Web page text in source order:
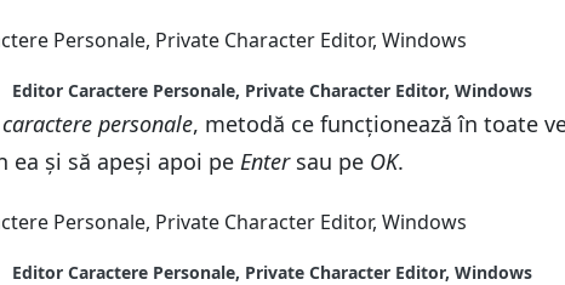
Editor Caractere Personale, Private Character Editor, Windows
personale, metodă ce funcționează în toate
ea și să apeși apoi pe Entersau pe OK.
Editor Caractere Personale, Private Character Editor, Windows